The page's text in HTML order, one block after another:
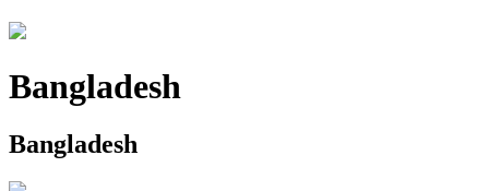
Bangladesh
Bangladesh